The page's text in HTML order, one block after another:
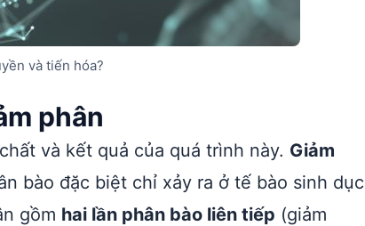
và tiến hóa?
phân
và kết quả của quá trình này. Giảm
bào đặc biệt chỉ xảy ra ở tế bào sinh dục
gồm hai lần phân bào liên tiếp (giảm